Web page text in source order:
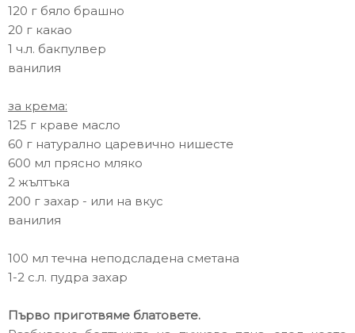
120 г бяло брашно
20 г какао
1 ч.л. бакпулвер
ванилия
за крема:
125 г краве масло
60 г натурално царевично нишесте
600 мл прясно мляко
2 жълтъкa
200 г захар - или на вкус
ванилия
100 мл течна неподсладена сметана
1-2 с.л. пудра захар
Първо приготвяме блатовете.